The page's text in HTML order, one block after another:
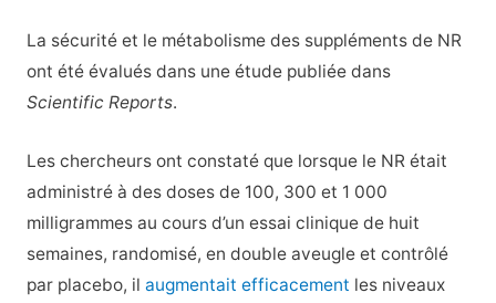
La sécurité et le métabolisme des suppléments de NR
ont été évalués dans une étude publiée dans
Scientific Reports.
Les chercheurs ont constaté que lorsque le NR était
administré à des doses de 100, 300 et 1 000
milligrammes au cours d’un essai clinique de huit
semaines, randomisé, en double aveugle et contrôlé
par placebo, il augmentait efficacement les niveaux